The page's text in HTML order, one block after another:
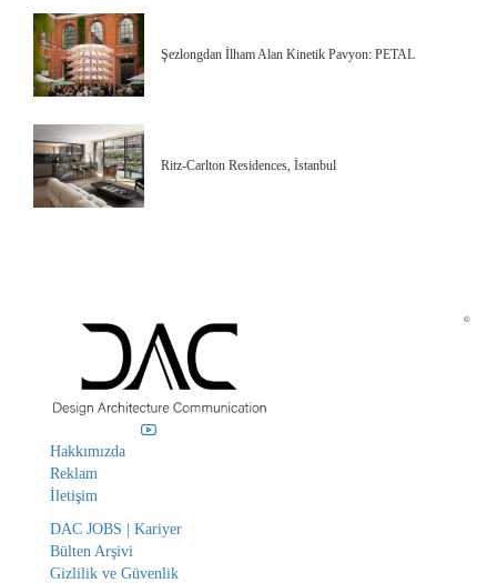
Şezlongdan İlham Alan Kinetik Pavyon: PETAL
Ritz-Carlton Residences, İstanbul
Hakkımızda
Reklam
İletişim
DAC JOBS | Kariyer
Bülten Arşivi
Gizlilik ve Güvenlik
©